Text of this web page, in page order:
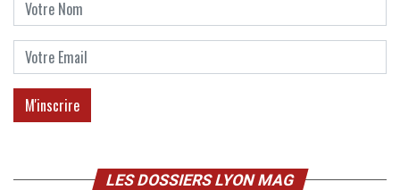
LES DOSSIERS LYON MAG